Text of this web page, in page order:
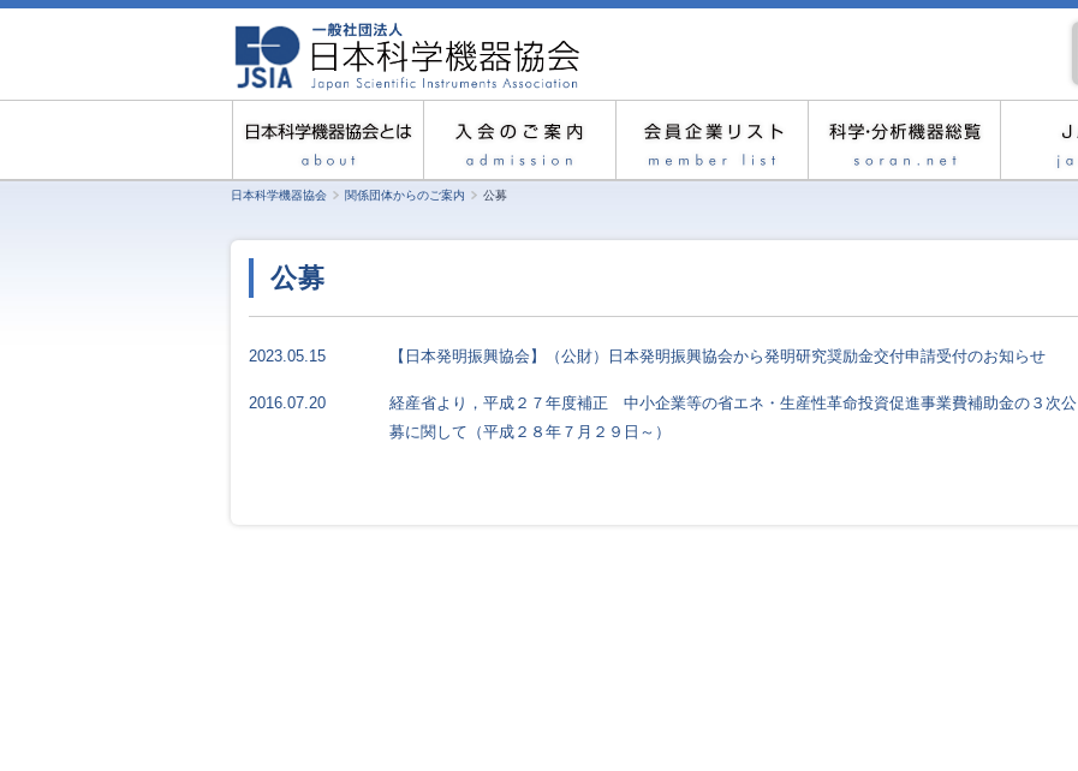
日本科学機器協会 関係団体からのご案内 公募
公募
2023.05.15 【日本発明振興協会】（公財）日本発明振興協会から発明研究奨励金交付申請受付のお知らせ
2016.07.20
経産省より，平成２７年度補正 中小企業等の省エネ・生産性革命投資促進事業費補助金の３次公
募に関して（平成２８年７月２９日～）